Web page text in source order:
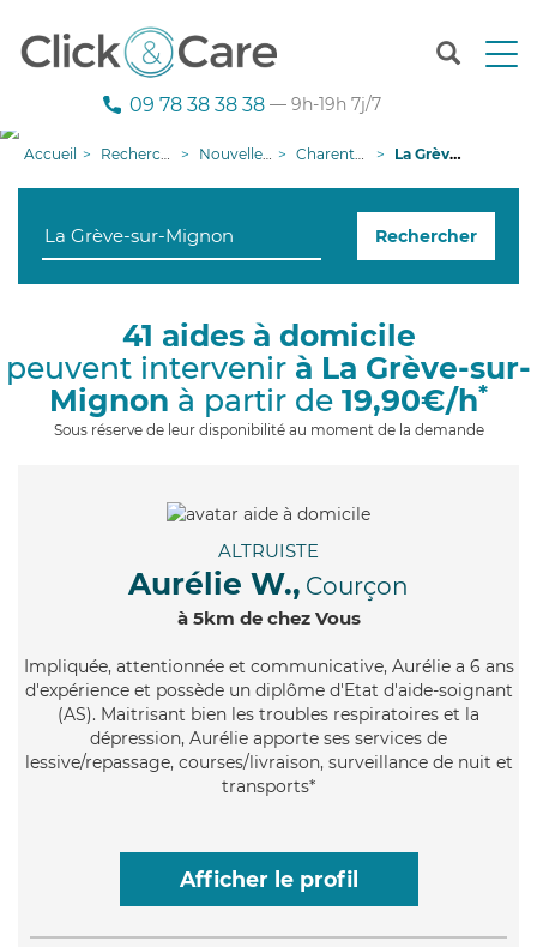
T
n
g
i
09 78 38 38 38 — 9h-19h 7j/7
Accueil Recherche aide à domicile Nouvelle-Aquitaine Charente-Maritime La Grève-sur-Mignon
Rechercher
41 aides à domicile
peuvent intervenir à La Grève-sur-
Mignon à partir de 19,90€/h*
Sous réserve de leur disponibilité au moment de la demande
ALTRUISTE
Aurélie W., Courçon
à 5km de chez Vous
Impliquée, attentionnée et communicative, Aurélie a 6 ans
d'expérience et possède un diplôme d'Etat d'aide-soignant
(AS). Maitrisant bien les troubles respiratoires et la
dépression, Aurélie apporte ses services de
lessive/repassage, courses/livraison, surveillance de nuit et
transports*
Afficher le profil